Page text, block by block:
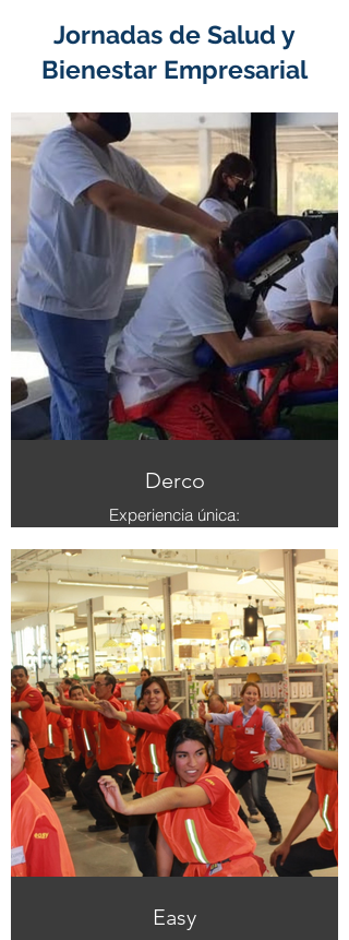
Jornadas de Salud y
Bienestar Empresarial
Derco
Experiencia única:
Recibir un rico masaje expres antes
del almuerzo, puedes experimentar
una relajación profunda, alivio del
estrés y renovar tu energía para
disfrutar del evento que sigue.
Easy